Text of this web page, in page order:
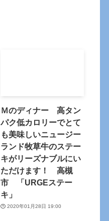
Ｍのディナー 高タン
パク低カロリーでとて
も美味しいニュージー
ランド牧草牛のステー
キがリーズナブルにい
ただけます！ 高槻
市 「URGEステー
キ」
2020年01月28日 19:00